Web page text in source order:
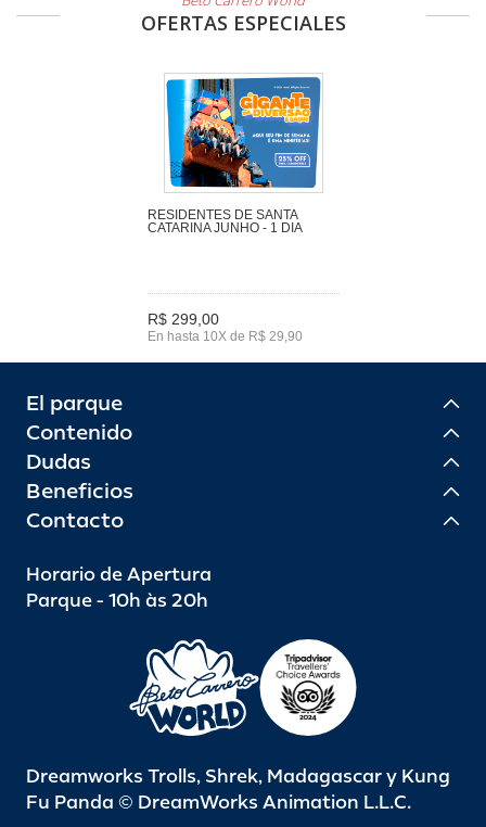
OFERTAS ESPECIALES
RESIDENTES DE SANTA
CATARINA JUNHO - 1 DIA
R$ 299,00
En hasta 10X de R$ 29,90
El parque
Contenido
Dudas
Beneficios
Contacto
Horario de Apertura
Parque - 10h às 20h
Dreamworks Trolls, Shrek, Madagascar y Kung
Fu Panda © DreamWorks Animation L.L.C.